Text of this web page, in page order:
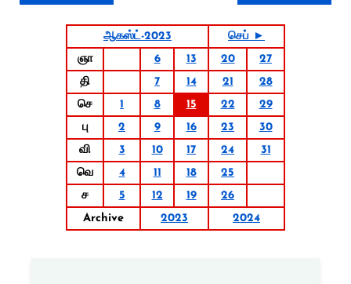
ஆகஸ்ட்-2023
செப் ►
ஞா
6 13 20
27
தி
7 14 21
28
செ
1 8 15 22
29
பு
2 9 16 23
30
வி
3 10 17 24
31
வெ
4 11 18
25
ச
5 12 19
26
Archive
2023 2024